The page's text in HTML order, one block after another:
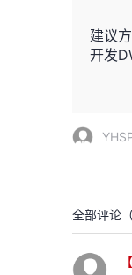
建议方
开发
全部评论（